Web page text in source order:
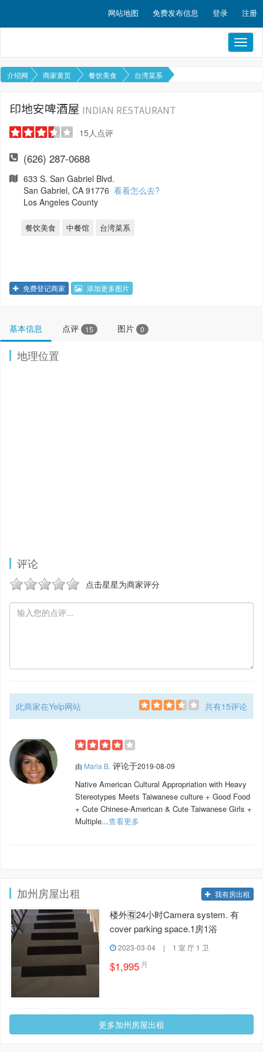
网站地图 免费发布信息 登录 注册
介绍网 商家黄页 餐饮美食 台湾菜系
印地安啤酒屋 INDIAN RESTAURANT
15人点评
(626) 287-0688
633 S. San Gabriel Blvd.
San Gabriel, CA 91776 看看怎么去?
Los Angeles County
餐饮美食 中餐馆 台湾菜系
免费登记商家 添加更多图片
基本信息 点评 15 图片 0
地理位置
评论
点击星星为商家评分
此商家在Yelp网站 共有15评论
由 Maria B. 评论于2019-08-09
Native American Cultural Appropriation with Heavy
Stereotypes Meets Taiwanese culture + Good Food
+ Cute Chinese-American & Cute Taiwanese Girls +
Multiple...查看更多
加州房屋出租 我有房出租
楼外🈶️24小时Camera system. 有
cover parking space.1房1浴
2023-03-04 | 1 室 厅 1 卫
$1,995 月
更多加州房屋出租